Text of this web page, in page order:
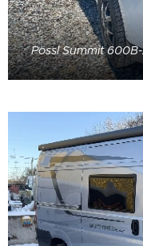
Pössl Summit